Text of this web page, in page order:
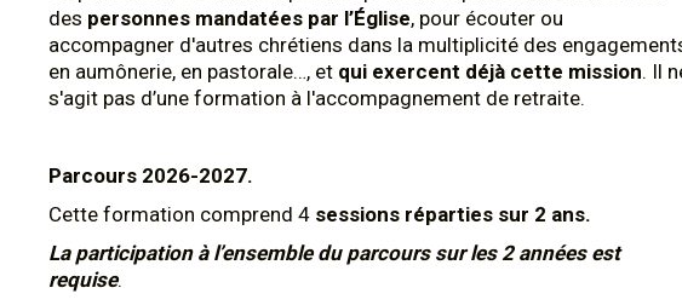
des personnes mandatées par l’Église, pour écouter ou
accompagner d'autres chrétiens dans la multiplicité des
en aumônerie, en pastorale…, et qui exercent déjà cette mission. Il
s'agit pas d’une formation à l'accompagnement de retraite.
Parcours 2026-2027.
Cette formation comprend 4 sessions réparties sur 2 ans.
La participation à l’ensemble du parcours sur les 2 années est
requise.